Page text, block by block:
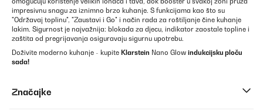
impresivnu snagu za iznimno brzo kuhanje. S funkcijama kao što su
"Održavaj toplinu", "Zaustavi i Go" i način rada za roštiljanje čine kuhanje
lakim. Sigurnost je najvažnija: blokada za djecu, indikator zaostale topline i
zaštita od pregrijavanja osiguravaju sigurnu upotrebu.
Doživite moderno kuhanje - kupite Klarstein Nano Glow indukcijsku ploču
sada!
Značajke